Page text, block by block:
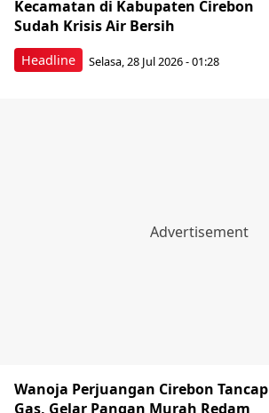
Headline
Kecamatan di Kabupaten Cirebon
Sudah Krisis Air Bersih
Selasa, 28 Jul 2026 - 01:28
Wanoja Perjuangan Cirebon Tancap
Gas, Gelar Pangan Murah Redam